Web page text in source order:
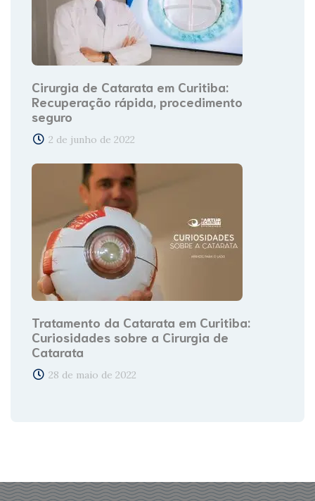
Cirurgia de Catarata em Curitiba:
Recuperação rápida, procedimento
seguro
2 de junho de 2022
Tratamento da Catarata em Curitiba:
Curiosidades sobre a Cirurgia de
Catarata
28 de maio de 2022